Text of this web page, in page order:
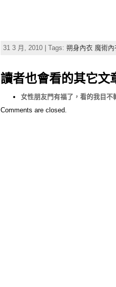
31 3 月, 2010 | Tags: 朔身內衣 魔術
讀者也會看的其它文
女性朋友門有福了，看的我目不
Comments are closed.